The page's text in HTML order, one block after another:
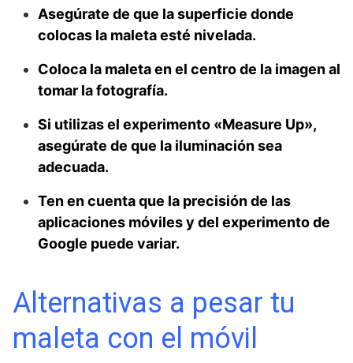
Asegúrate de que la superficie donde
colocas la maleta esté nivelada.
Coloca la maleta en el centro de la imagen al
tomar la fotografía.
Si utilizas el experimento «Measure Up»,
asegúrate de que la iluminación sea
adecuada.
Ten en cuenta que la precisión de las
aplicaciones móviles y del experimento de
Google puede variar.
Alternativas a pesar tu
maleta con el móvil